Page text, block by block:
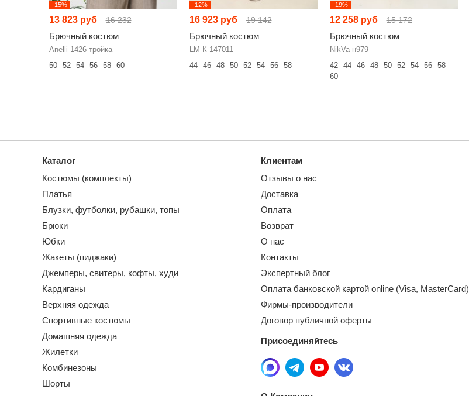
-15%
13 823 руб 16 232
Брючный костюм
Anelli 1426 тройка
50
52 54 56 58 60
-12%
16 923 руб 19 142
Брючный костюм
LM К 147011
44
46 48 50 52 54 56 58
-19%
12 258 руб 15 172
Брючный костюм
NikVa н979
42
44 46 48 50 52 54 56
58
60
Каталог
Костюмы (комплекты)
Платья
Блузки, футболки, рубашки, топы
Брюки
Юбки
Жакеты (пиджаки)
Джемперы, свитеры, кофты, худи
Кардиганы
Верхняя одежда
Спортивные костюмы
Домашняя одежда
Жилетки
Комбинезоны
Шорты
Клиентам
Отзывы о нас
Доставка
Оплата
Возврат
О нас
Контакты
Экспертный блог
Оплата банковской картой online (Visa, MasterCard)
Фирмы-производители
Договор публичной оферты
Присоединяйтесь